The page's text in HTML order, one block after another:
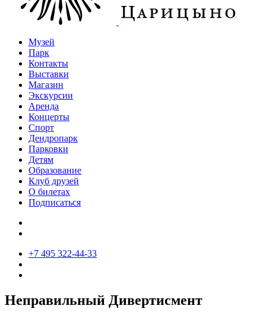
Музей
Парк
Контакты
Выставки
Магазин
Экскурсии
Аренда
Концерты
Спорт
Дендропарк
Парковки
Детям
Образование
Клуб друзей
О билетах
Подписаться
+7 495 322-44-33
Неправильный Дивертисмент